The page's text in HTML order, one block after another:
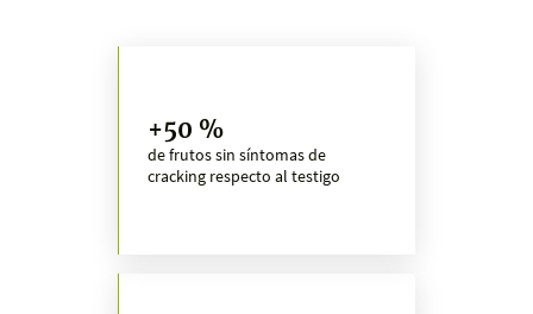
+50 %
de frutos sin síntomas de
cracking respecto al testigo